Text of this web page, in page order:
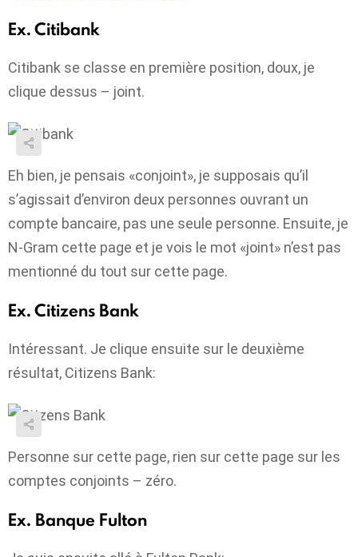
Ex. Citibank
Citibank se classe en première position, doux, je
clique dessus – joint.
Eh bien, je pensais «conjoint», je supposais qu’il
s’agissait d’environ deux personnes ouvrant un
compte bancaire, pas une seule personne. Ensuite, je
N-Gram cette page et je vois le mot «joint» n’est pas
mentionné du tout sur cette page.
Ex. Citizens Bank
Intéressant. Je clique ensuite sur le deuxième
résultat, Citizens Bank:
Personne sur cette page, rien sur cette page sur les
comptes conjoints – zéro.
Ex. Banque Fulton